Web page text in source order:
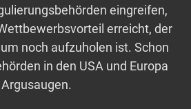
eingreifen,
erreicht, der
noch aufzuholen ist. Schon
in den USA und Europa